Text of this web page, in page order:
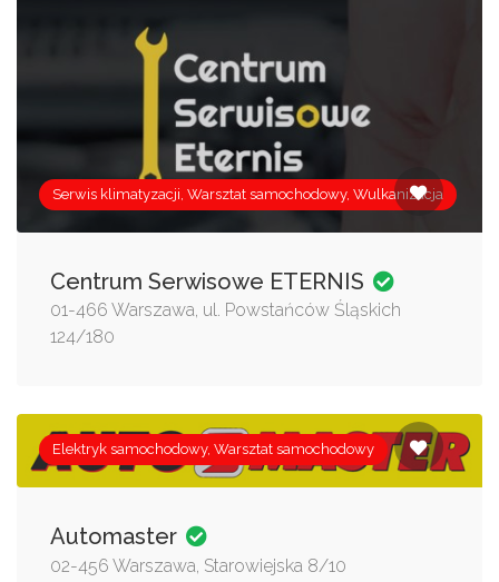
Serwis klimatyzacji, Warsztat samochodowy, Wulkanizacja
Centrum Serwisowe ETERNIS
01-466 Warszawa, ul. Powstańców Śląskich
124/180
Elektryk samochodowy, Warsztat samochodowy
Automaster
02-456 Warszawa, Starowiejska 8/10